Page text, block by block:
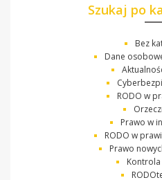
Szukaj po
Bez
Dane
RODO w
Prawo w
RODO w
Prawo
Kontrola